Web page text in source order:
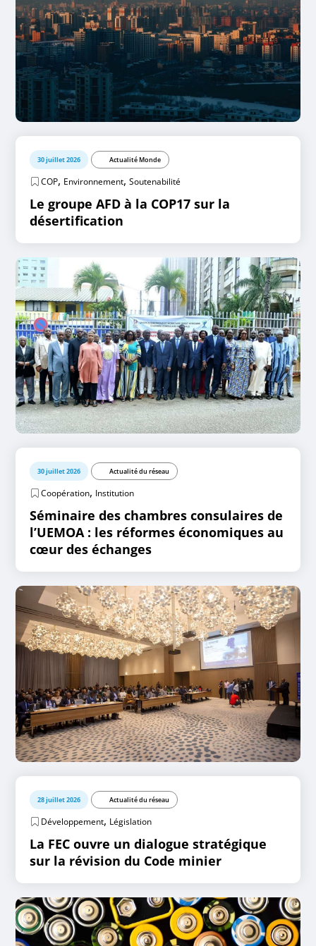
30 juillet 2026 Actualité Monde
COP, Environnement,Soutenabilité
Le groupe AFD à la COP17 sur la
désertification
30 juillet 2026 Actualité du réseau
Coopération, Institution
Séminaire des chambres consulaires de
l’UEMOA : les réformes économiques au
cœur des échanges
28 juillet 2026 Actualité du réseau
Développement, Législation
La FEC ouvre un dialogue stratégique
sur la révision du Code minier